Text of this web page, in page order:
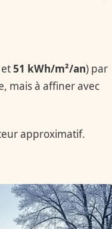
et51 kWh/m²/an) par
mais à affiner avec
approximatif.